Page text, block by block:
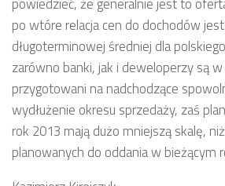
po wtóre relacja cen do dochodów
długoterminowej średniej dla
zarówno banki, jak i deweloperzy są
przygotowani na nadchodzące
wydłużenie okresu sprzedaży, zaś
rok 2013 mają dużo mniejszą skalę,
planowanych do oddania w bieżącym